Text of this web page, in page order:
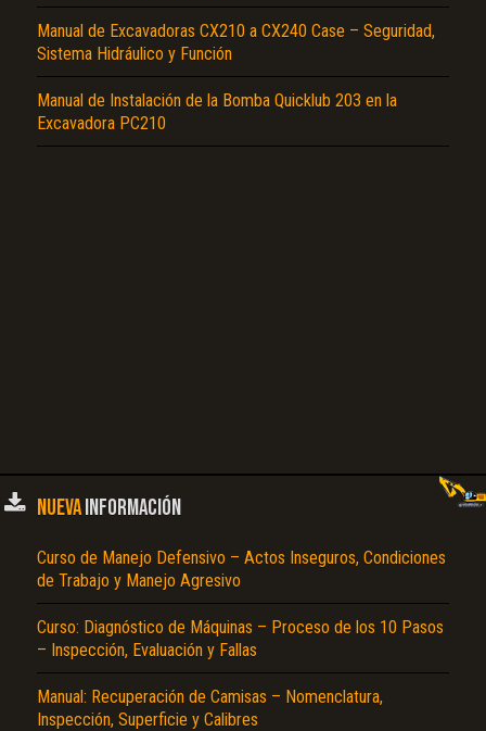
Manual de Excavadoras CX210 a CX240 Case – Seguridad,
Sistema Hidráulico y Función
Manual de Instalación de la Bomba Quicklub 203 en la
Excavadora PC210
NUEVAINFORMACIÓN
Curso de Manejo Defensivo – Actos Inseguros, Condiciones
de Trabajo y Manejo Agresivo
Curso: Diagnóstico de Máquinas – Proceso de los 10 Pasos
– Inspección, Evaluación y Fallas
Manual: Recuperación de Camisas – Nomenclatura,
Inspección, Superficie y Calibres